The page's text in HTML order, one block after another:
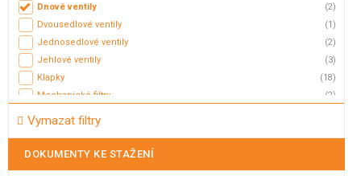
Dnové ventily
(2)
Dvousedlové ventily
(1)
Jednosedlové ventily
(2)
Jehlové ventily
(3)
Klapky
(18)
Mechanické filtry
(2)
Mycí hlavice
Mycí koule
Vymazat filtry
DOKUMENTY KE STAŽENÍ